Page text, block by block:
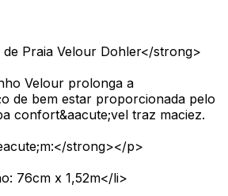
Praia Velour Dohler</strong>
Velour prolonga a
de bem estar proporcionada pelo
confort&aacute;vel traz maciez.
strong></p>
76cm x 1,52m</li>